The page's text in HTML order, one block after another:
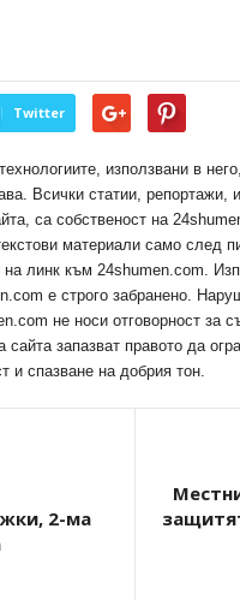
Twitter
използвани в
Всички статии, репортажи,
са собственост на
материали само след
на линк към 24shumen.com.
е строго забранено.
не носи отговорност за
запазват правото да
и спазване на добрия тон.
2-ма